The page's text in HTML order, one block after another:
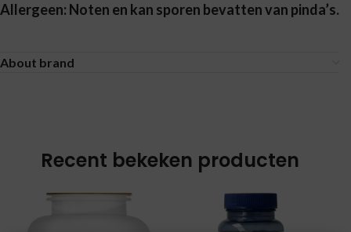
Allergeen: Noten en kan sporen bevatten van pinda’s.
About brand
Recent bekeken producten